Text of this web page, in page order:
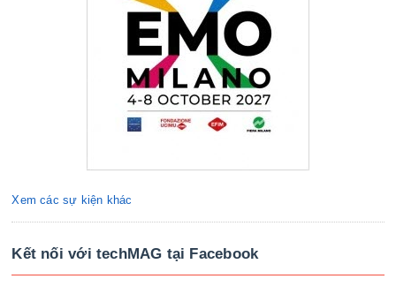
Xem các sự kiện khác
Kết nối với techMAG tại Facebook